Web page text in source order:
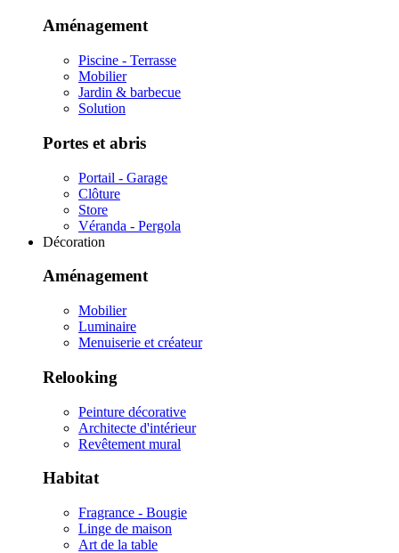
Aménagement
Piscine - Terrasse
Mobilier
Jardin & barbecue
Solution
Portes et abris
Portail - Garage
Clôture
Store
Véranda - Pergola
Décoration
Aménagement
Mobilier
Luminaire
Menuiserie et créateur
Relooking
Peinture décorative
Architecte d'intérieur
Revêtement mural
Habitat
Fragrance - Bougie
Linge de maison
Art de la table